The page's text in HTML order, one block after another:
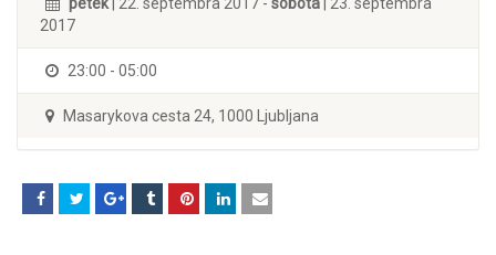
2017
23:00 - 05:00
Masarykova cesta 24, 1000 Ljubljana